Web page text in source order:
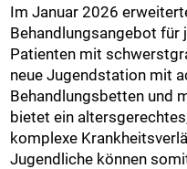
Im Januar 2026
Behandlungsangebot für
Patienten mit
neue Jugendstation mit
Behandlungsbetten und
bietet ein
komplexe
Jugendliche können